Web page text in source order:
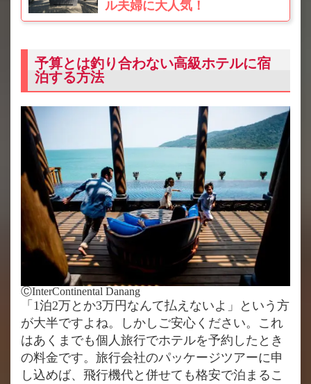
ル夫婦に大人気！
予算とは釣り合わない高級ホテルに宿
泊する方法
ⒸInterContinental Danang
「1泊2万とか3万円なんて払えないよ」という方
が大半ですよね。しかしご安心ください。これ
はあくまでも個人旅行でホテルを予約したとき
の料金です。旅行会社のパッケージツアーに申
し込めば、飛行機代と併せても格安で泊まるこ